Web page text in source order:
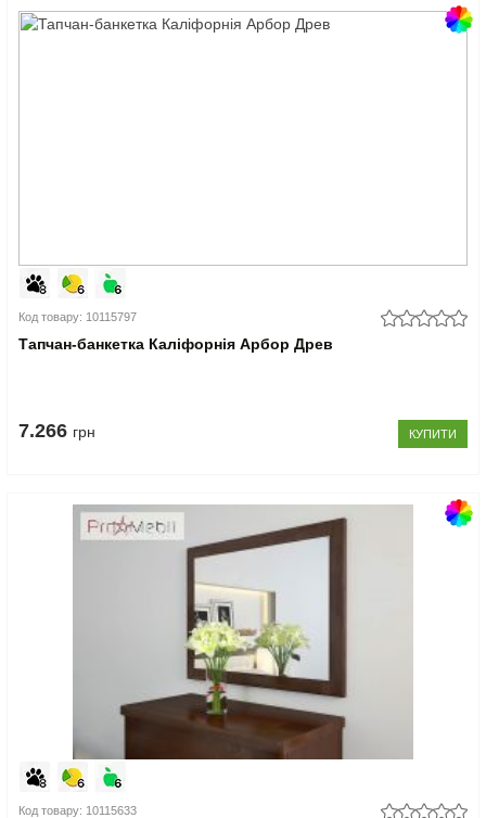
Код товару: 10115797
Тапчан-банкетка Каліфорнія Арбор Древ
7.266 грн КУПИТИ
Код товару: 10115633